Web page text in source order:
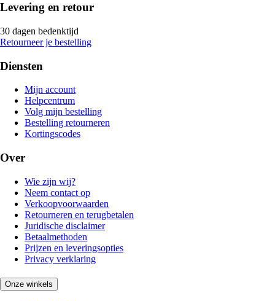
Levering en retour
30 dagen bedenktijd
Retourneer je bestelling
Diensten
Mijn account
Helpcentrum
Volg mijn bestelling
Bestelling retourneren
Kortingscodes
Over
Wie zijn wij?
Neem contact op
Verkoopvoorwaarden
Retourneren en terugbetalen
Juridische disclaimer
Betaalmethoden
Prijzen en leveringsopties
Privacy verklaring
Onze winkels